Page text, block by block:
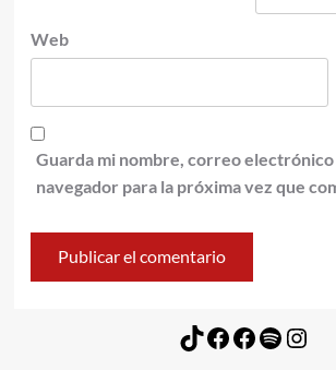
Web
Guarda mi nombre, correo
navegador para la próxima vez que
TikTok
Facebook
Facebook
Spotify